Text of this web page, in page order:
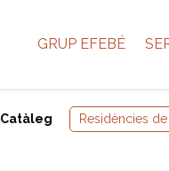
GRUP EFEBÉ
Catàleg Residències